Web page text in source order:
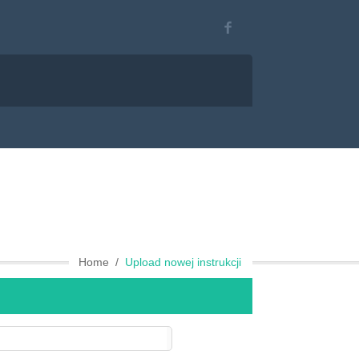
Home Upload nowej instrukcji